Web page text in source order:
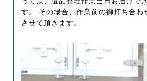
す。 その場合、作業前の御打ち合わ
させて頂きます。